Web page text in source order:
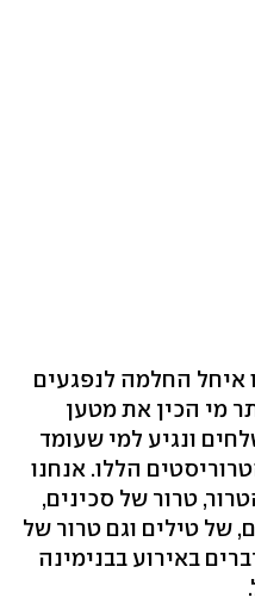
איחל החלמה לנפגעים
מי הכין את מטען
ונגיע למי שעומד
הללו. אנחנו
טרור של סכינים,
של טילים וגם טרור של
באירוע בבנימינה